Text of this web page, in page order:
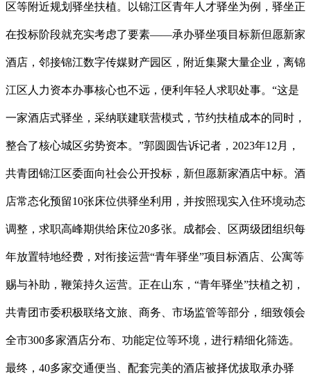
区等附近规划驿坐扶植。以锦江区青年人才驿坐为例，驿坐正
在投标阶段就充实考虑了要素——承办驿坐项目标新但愿新家
酒店，邻接锦江数字传媒财产园区，附近集聚大量企业，离锦
江区人力资本办事核心也不远，便利年轻人求职处事。“这是
一家酒店式驿坐，采纳联建联营模式，节约扶植成本的同时，
整合了核心城区劣势资本。”郭圆圆告诉记者，2023年12月，
共青团锦江区委面向社会公开投标，新但愿新家酒店中标。酒
店常态化预留10张床位供驿坐利用，并按照现实入住环境动态
调整，求职高峰期供给床位20多张。成都会、区两级团组织每
年放置特地经费，对衔接运营“青年驿坐”项目标酒店、公寓等
赐与补助，鞭策持久运营。正在山东，“青年驿坐”扶植之初，
共青团市委积极联络文旅、商务、市场监管等部分，细致领会
全市300多家酒店分布、功能定位等环境，进行精细化筛选。
最终，40多家交通便当、配套完美的酒店被择优拔取承办驿